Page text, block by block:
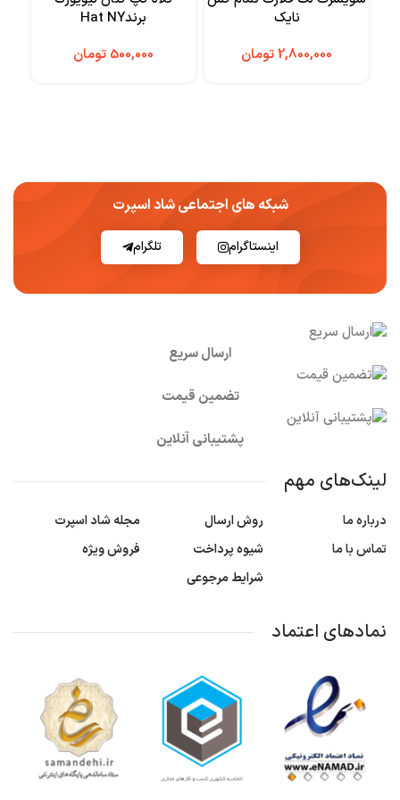
نایک
تومان
برندHat NY
تومان
شبکه های اجتماعی شاد اسپرت
اینستاگرام تلگرام
ارسال سریع
تضمین قیمت
پشتیبانی آنلاین
لینک‌های مهم
درباره ما
تماس با ما
روش ارسال
شیوه پرداخت
شرایط مرجوعی
مجله شاد اسپرت
فروش ویژه
نمادهای اعتماد